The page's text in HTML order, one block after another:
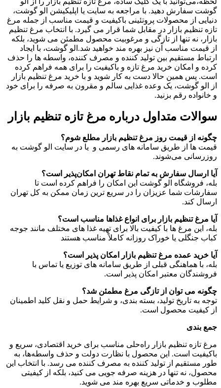
گوشت سفارش دهید. با مراجعه به سایت یا اپلیکیشن الو گوشت،
دنیایی از محصولات پروتئینی باکیفیت و قیمت مناسب از جمله مرغ
تازه تنظیم بازار در مقابل‌ شما قرار می‌ گیرد. با انتخاب مرغ تنظیم
بازار، نه تنها از تازگی و مرغوبیت محصول مطمئن می‌ شوید، بلکه
از قیمت مناسب آن نیز بهره‌ مند خواهید شد.الو گوشت، با ایجاد
ارتباط مستقیم بین تولید کننده و مصرف‌ کننده، واسطه‌ ها را حذف
کرده و امکان خرید مرغ تازه و باکیفیت را برای همه فراهم کرده
است. پس همین حالا دست به کار شوید و با خرید مرغ تنظیم بازار
از الو گوشت، یک وعده غذایی سالم و مقرون به صرفه را برای خود
و خانواده‌ رقم بزنید.
سوالات متداول درباره مرغ تازه تنظیم بازار
چگونه از قیمت روز مرغ تنظیم بازار مطلع شوم؟
قیمت‌ ها از طریق سامانه‌ های رسمی و یا در سایت الو گوشت به‌
روزرسانی می‌شوند.
آیا ارسال سفارش به تمام نقاط تهران امکان‌پذیر است؟
بله، فروشگاه الو گوشت این امکان را فراهم کرده است تا
سفارشات شما عزیزان را در سریع ترین زمان ممکن به کل تهران
ارسال کند.
آیا مرغ تنظیم بازار برای انواع غذاها مناسب است؟
بله، این مرغ‌ ها با کیفیت بالا برای تهیه غذا های مختلف مانند جوجه‌
کباب جنگلی یا خوراک روزانه کاملاً مناسب هستند
آیا خرید عمده مرغ تنظیم بازار امکان‌ پذیر است؟
بله، با هماهنگی قبلی از طریق سامانه‌ های توزیع یا تماس با
فروشندگان معتبر امکان‌ پذیر است.
چگونه می‌ توان از تازگی مرغ مطمئن شد؟
توجه به تاریخ تولید، بسته‌ بندی، و شرایط حمل‌ و نقل کلید اطمینان
از کیفیت محصول است.
جمع‌ بندی
مرغ تازه تنظیم بازار راه‌حلی مناسب برای خرید اقتصادی، سریع و
باکیفیت است. این محصول با نظارت دولت و حذف واسطه‌ها، به
طور مستقیم از تولید کننده به مصرف‌ کننده می‌ رسد. با انتخاب این
محصول، نه‌ تنها در هزینه صرفه‌ جویی می‌ کنید، بلکه از کیفیتی
مطلوب و خدماتی سریع بهره‌ مند می‌ شوید.